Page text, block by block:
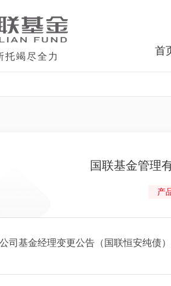
托竭尽全力 首
国联基金管理
产
司基金经理变更公告（国联恒安纯债